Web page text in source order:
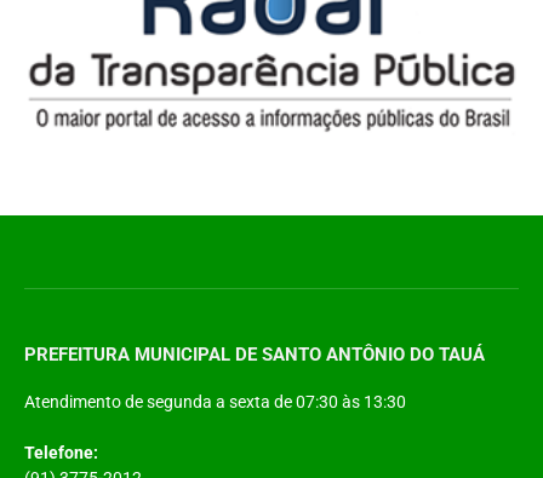
PREFEITURA MUNICIPAL DE SANTO ANTÔNIO DO TAUÁ
Atendimento de segunda a sexta de 07:30 às 13:30
Telefone: